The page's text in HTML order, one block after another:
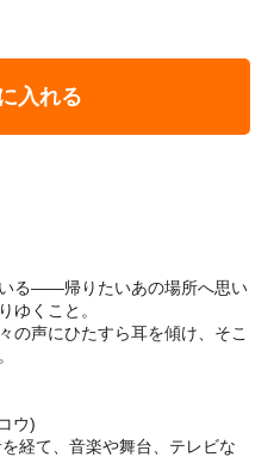
入れる
る――帰りたいあの場所へ思い
ゆくこと。
の声にひたすら耳を傾け、そこ
ウ)
経て、音楽や舞台、テレビな